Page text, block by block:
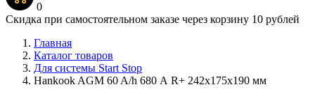
0
Скидка при самостоятельном заказе через корзину 10 рублей
Главная
Каталог товаров
Для системы Start Stop
Hankook AGM 60 A/h 680 А R+ 242x175x190 мм